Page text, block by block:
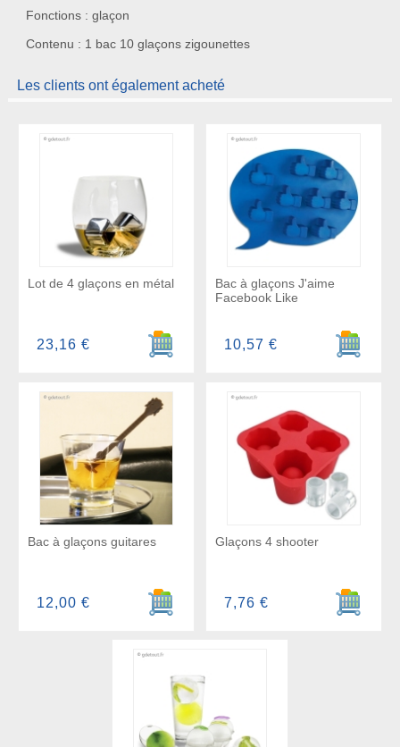
Fonctions : glaçon
Contenu : 1 bac 10 glaçons zigounettes
Les clients ont également acheté
Lot de 4 glaçons en métal
Ajouter au panier
23,16 €
Bac à glaçons J'aime
Facebook Like
Ajouter
10,57 €
Bac à glaçons guitares
Ajouter au panier
12,00 €
Glaçons 4 shooter
Ajouter
7,76 €